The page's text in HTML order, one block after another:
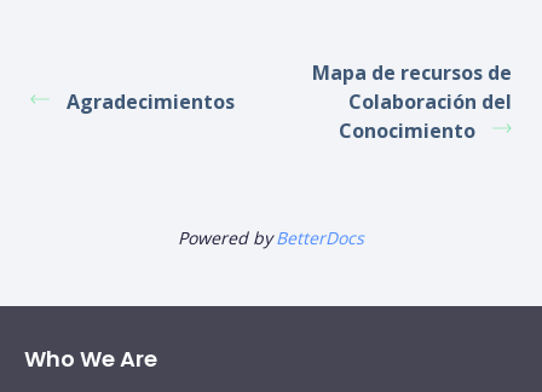
Agradecimientos
Mapa de recursos de
Colaboración del
Conocimiento
Powered byBetterDocs
Who We Are